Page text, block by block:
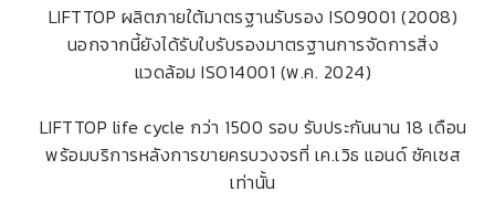
LIFTTOP ผลิตภายใต้มาตรฐานรับรอง ISO9001 (2008)
นอกจากนี้ยังได้รับใบรับรองมาตรฐานการจัดการสิ่ง
แวดล้อม ISO14001 (พ.ค. 2024)
LIFTTOP life cycle กว่า 1500 รอบ รับประกันนาน 18 เดือน
พร้อมบริการหลังการขายครบวงจรที่ เค.เวิธ แอนด์ ซัคเซส
เท่านั้น